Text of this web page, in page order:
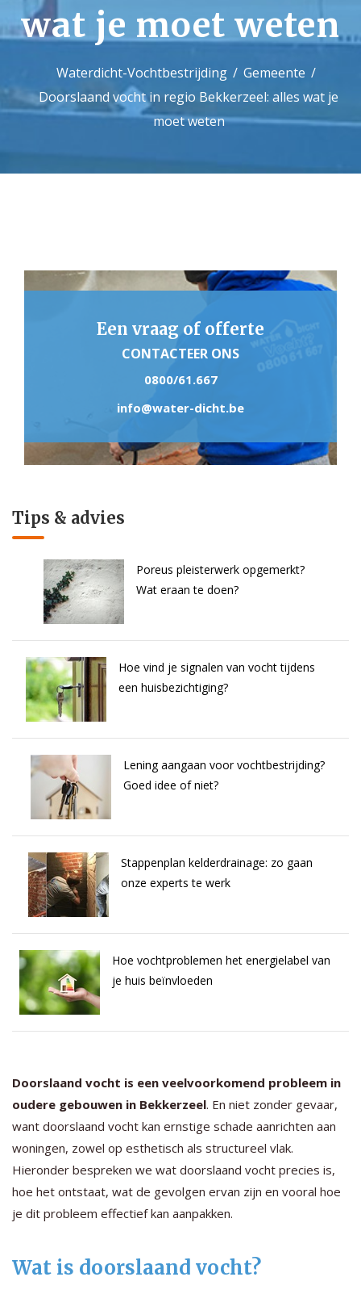
wat je moet weten
Waterdicht-Vochtbestrijding
Gemeente
Doorslaand vocht in regio Bekkerzeel: alles wat je
moet weten
Een vraag of offerte
CONTACTEER ONS
0800/61.667
info@water-dicht.be
Tips & advies
Poreus pleisterwerk opgemerkt?
Wat eraan te doen?
Hoe vind je signalen van vocht tijdens
een huisbezichtiging?
Lening aangaan voor vochtbestrijding?
Goed idee of niet?
Stappenplan kelderdrainage: zo gaan
onze experts te werk
Hoe vochtproblemen het energielabel van
je huis beïnvloeden
Doorslaand vocht is een veelvoorkomend probleem in
oudere gebouwen in Bekkerzeel. En niet zonder gevaar,
want doorslaand vocht kan ernstige schade aanrichten aan
woningen, zowel op esthetisch als structureel vlak.
Hieronder bespreken we wat doorslaand vocht precies is,
hoe het ontstaat, wat de gevolgen ervan zijn en vooral hoe
je dit probleem effectief kan aanpakken.
Wat is doorslaand vocht?